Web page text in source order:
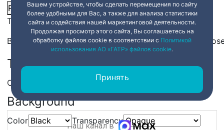
Picture-in-Picture Fullscreen Share
This is a modal window.
Beginning of dialog window. Escape will cancel and
Text
Color Transparency
Background
Color Transparency
Наш канал в
Вашем устройстве, чтобы сделать перемещения по сайту
более удобными для Вас, а также для анализа статистики
сайта и содействия нашей маркетинговой деятельности.
Продолжая просмотр этого сайта, Вы соглашаетесь на
обработку файлов cookie в соответствии с Политикой
использования АО «ГАТР» файлов cookie.
Принять